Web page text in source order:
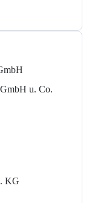
u. Co.
KG